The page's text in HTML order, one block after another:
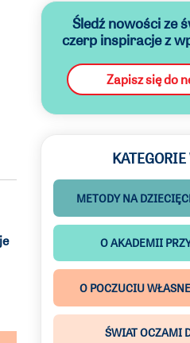
Śledź nowości ze
czerp inspiracje z
Zapisz się do
METODY NA
O AKADEMII
O POCZUCIU
ŚWIAT OCZAMI